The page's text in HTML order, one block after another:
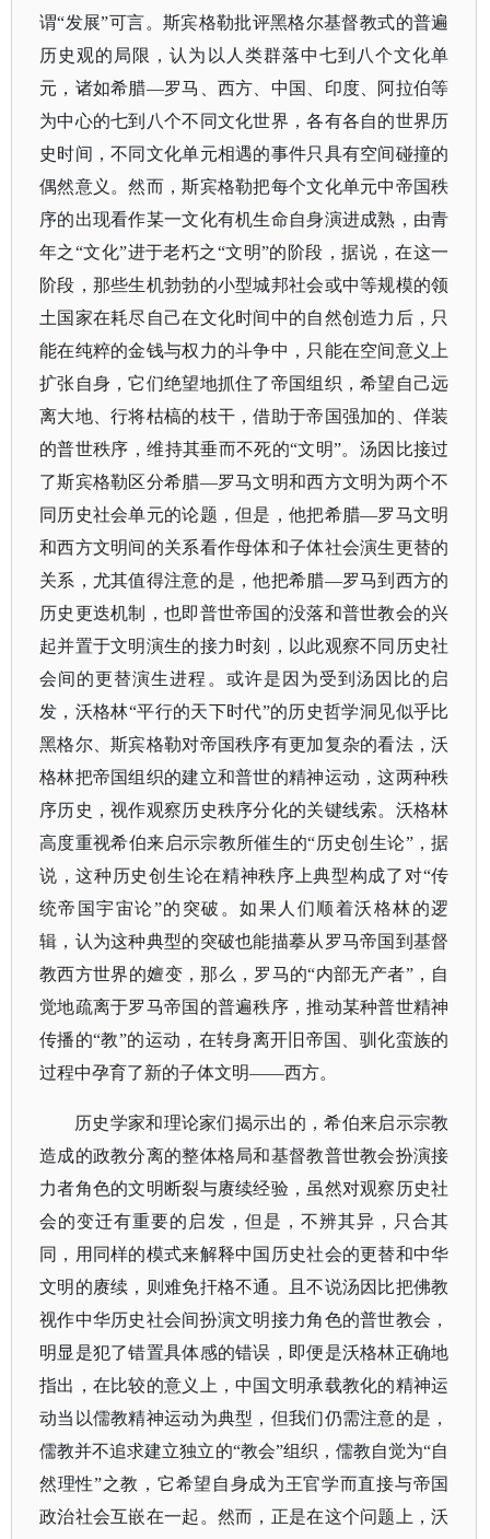
谓“发展”可言。斯宾格勒批评黑格尔基督教式的普遍
历史观的局限，认为以人类群落中七到八个文化单
元，诸如希腊—罗马、西方、中国、印度、阿拉伯等
为中心的七到八个不同文化世界，各有各自的世界历
史时间，不同文化单元相遇的事件只具有空间碰撞的
偶然意义。然而，斯宾格勒把每个文化单元中帝国秩
序的出现看作某一文化有机生命自身演进成熟，由青
年之“文化”进于老朽之“文明”的阶段，据说，在这一
阶段，那些生机勃勃的小型城邦社会或中等规模的领
土国家在耗尽自己在文化时间中的自然创造力后，只
能在纯粹的金钱与权力的斗争中，只能在空间意义上
扩张自身，它们绝望地抓住了帝国组织，希望自己远
离大地、行将枯槁的枝干，借助于帝国强加的、佯装
的普世秩序，维持其垂而不死的“文明”。汤因比接过
了斯宾格勒区分希腊—罗马文明和西方文明为两个不
同历史社会单元的论题，但是，他把希腊—罗马文明
和西方文明间的关系看作母体和子体社会演生更替的
关系，尤其值得注意的是，他把希腊—罗马到西方的
历史更迭机制，也即普世帝国的没落和普世教会的兴
起并置于文明演生的接力时刻，以此观察不同历史社
会间的更替演生进程。或许是因为受到汤因比的启
发，沃格林“平行的天下时代”的历史哲学洞见似乎比
黑格尔、斯宾格勒对帝国秩序有更加复杂的看法，沃
格林把帝国组织的建立和普世的精神运动，这两种秩
序历史，视作观察历史秩序分化的关键线索。沃格林
高度重视希伯来启示宗教所催生的“历史创生论”，据
说，这种历史创生论在精神秩序上典型构成了对“传
统帝国宇宙论”的突破。如果人们顺着沃格林的逻
辑，认为这种典型的突破也能描摹从罗马帝国到基督
教西方世界的嬗变，那么，罗马的“内部无产者”，自
觉地疏离于罗马帝国的普遍秩序，推动某种普世精神
传播的“教”的运动，在转身离开旧帝国、驯化蛮族的
过程中孕育了新的子体文明——西方。
历史学家和理论家们揭示出的，希伯来启示宗教
造成的政教分离的整体格局和基督教普世教会扮演接
力者角色的文明断裂与赓续经验，虽然对观察历史社
会的变迁有重要的启发，但是，不辨其异，只合其
同，用同样的模式来解释中国历史社会的更替和中华
文明的赓续，则难免扞格不通。且不说汤因比把佛教
视作中华历史社会间扮演文明接力角色的普世教会，
明显是犯了错置具体感的错误，即便是沃格林正确地
指出，在比较的意义上，中国文明承载教化的精神运
动当以儒教精神运动为典型，但我们仍需注意的是，
儒教并不追求建立独立的“教会”组织，儒教自觉为“自
然理性”之教，它希望自身成为王官学而直接与帝国
政治社会互嵌在一起。然而，正是在这个问题上，沃